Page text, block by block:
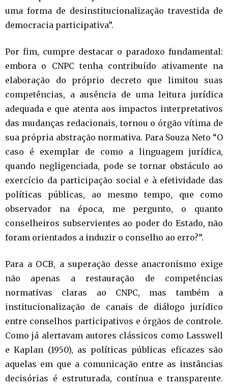
uma forma de desinstitucionalização travestida de
democracia participativa”.
Por fim, cumpre destacar o paradoxo fundamental:
embora o CNPC tenha contribuído ativamente na
elaboração do próprio decreto que limitou suas
competências, a ausência de uma leitura jurídica
adequada e que atenta aos impactos interpretativos
das mudanças redacionais, tornou o órgão vítima de
sua própria abstração normativa. Para Souza Neto “O
caso é exemplar de como a linguagem jurídica,
quando negligenciada, pode se tornar obstáculo ao
exercício da participação social e à efetividade das
políticas públicas, ao mesmo tempo, que como
observador na época, me pergunto, o quanto
conselheiros subservientes ao poder do Estado, não
foram orientados a induzir o conselho ao erro?”.
Para a OCB, a superação desse anacronismo exige
não apenas a restauração de competências
normativas claras ao CNPC, mas também a
institucionalização de canais de diálogo jurídico
entre conselhos participativos e órgãos de controle.
Como já alertavam autores clássicos como Lasswell
e Kaplan (1950), as políticas públicas eficazes são
aquelas em que a comunicação entre as instâncias
decisórias é estruturada, contínua e transparente.